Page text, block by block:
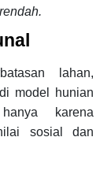
lahan,
model hunian
karena
sosial dan